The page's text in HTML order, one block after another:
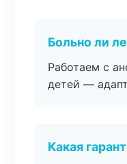
Больно ли
Работаем с
детей —
Какая